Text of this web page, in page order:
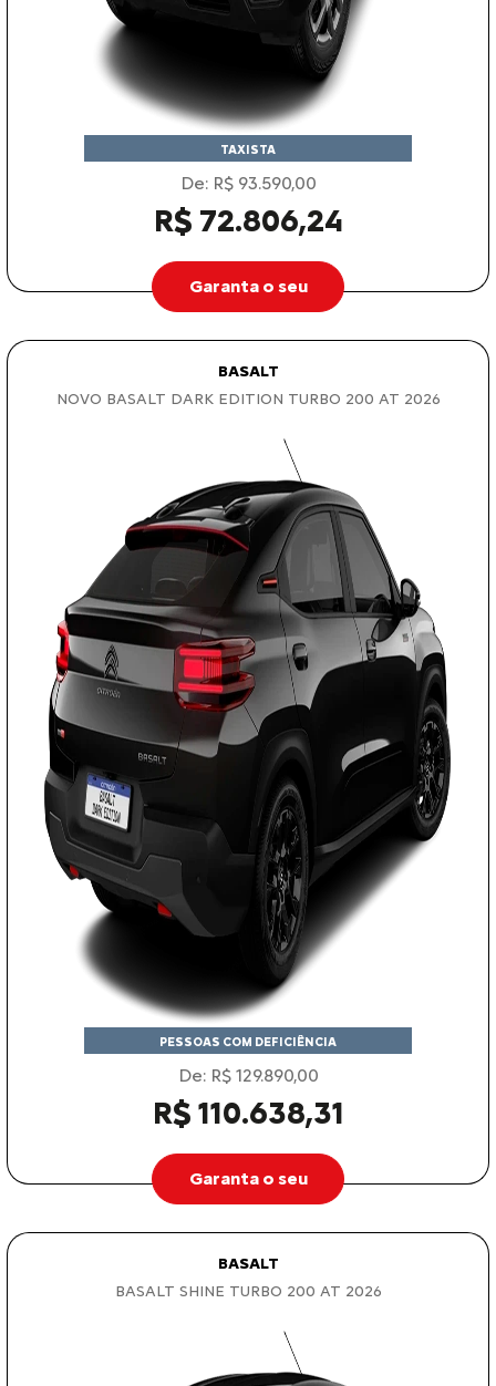
TAXISTA
De: R$ 93.590,00
R$ 72.806,24
Garanta o seu
BASALT
NOVO BASALT DARK EDITION TURBO 200 AT 2026
PESSOAS COM DEFICIÊNCIA
De: R$ 129.890,00
R$ 110.638,31
Garanta o seu
BASALT
BASALT SHINE TURBO 200 AT 2026